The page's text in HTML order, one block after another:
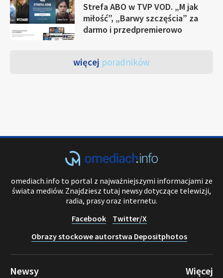
Strefa ABO w TVP VOD. „M jak
miłość”, „Barwy szczęścia” za
darmo i przedpremierowo
więcej poradników
omediach.info to portal z najważniejszymi informacjami ze
świata mediów. Znajdziesz tutaj newsy dotyczące telewizji,
radia, prasy oraz internetu.
Facebook
Twitter/X
Obrazy stockowe autorstwa Depositphotos
Newsy Więcej